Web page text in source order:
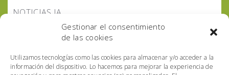
Gestionar el consentimiento
de las cookies
Utilizamos tecnologías como las cookies para almacenar y/o acceder a la
información del dispositivo. Lo hacemos para mejorar la experiencia de
NOTICIAS IA
PODCAST IA HOY